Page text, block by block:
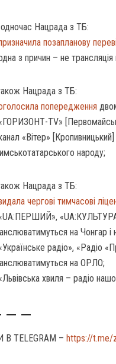
Нацрада з ТБ:
позапланову
з причин – не трансляція
Нацрада з ТБ:
попередження
TV»
«Вітер»
народу;
Нацрада з ТБ:
чергові тимчасові
на Чонгар
радіо», «Радіо
на ОРЛО;
хвиля – радіо
— —
В TELEGRAM – https://t.me/